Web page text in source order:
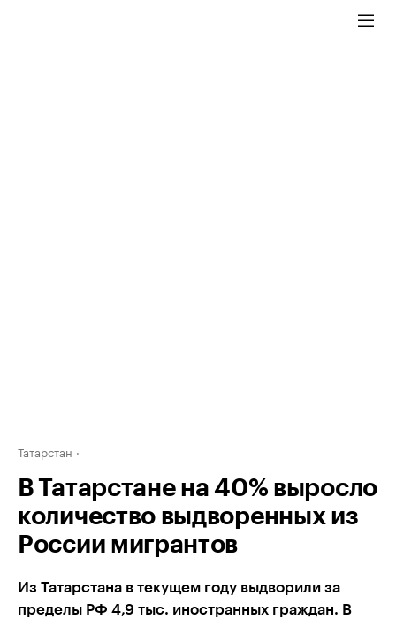
Татарстан
В Татарстане на 40% выросло
количество выдворенных из
России мигрантов
Из Татарстана в текущем году выдворили за
пределы РФ 4,9 тыс. иностранных граждан. В